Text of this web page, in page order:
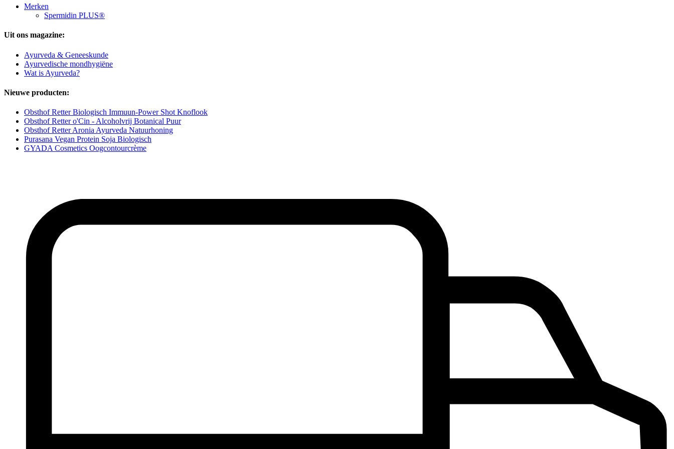
Merken
Spermidin PLUS®
Uit ons magazine:
Ayurveda & Geneeskunde
Ayurvedische mondhygiëne
Wat is Ayurveda?
Nieuwe producten:
Obsthof Retter Biologisch Immuun-Power Shot Knoflook
Obsthof Retter o'Cin - Alcoholvrij Botanical Puur
Obsthof Retter Aronia Ayurveda Natuurhoning
Purasana Vegan Protein Soja Biologisch
GYADA Cosmetics Oogcontourcrème